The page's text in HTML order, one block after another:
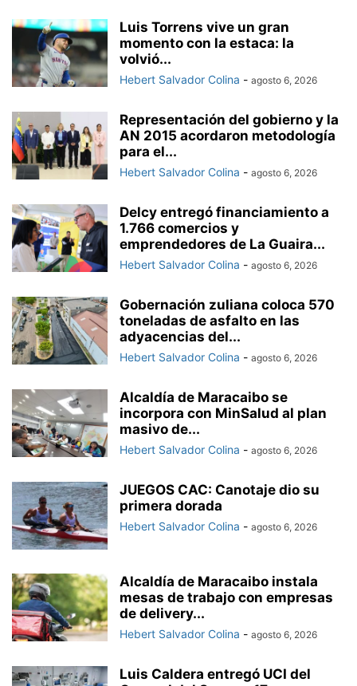
Luis Torrens vive un gran
momento con la estaca: la
volvió...
Hebert Salvador Colina - agosto 6, 2026
Representación del gobierno y la
AN 2015 acordaron metodología
para el...
Hebert Salvador Colina - agosto 6, 2026
Delcy entregó financiamiento a
1.766 comercios y
emprendedores de La Guaira...
Hebert Salvador Colina - agosto 6, 2026
Gobernación zuliana coloca 570
toneladas de asfalto en las
adyacencias del...
Hebert Salvador Colina - agosto 6, 2026
Alcaldía de Maracaibo se
incorpora con MinSalud al plan
masivo de...
Hebert Salvador Colina - agosto 6, 2026
JUEGOS CAC: Canotaje dio su
primera dorada
Hebert Salvador Colina - agosto 6, 2026
Alcaldía de Maracaibo instala
mesas de trabajo con empresas
de delivery...
Hebert Salvador Colina - agosto 6, 2026
Luis Caldera entregó UCI del